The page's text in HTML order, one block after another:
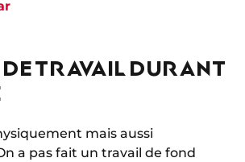
TRAVAIL DURANT
mais aussi
a pas fait un travail de fond